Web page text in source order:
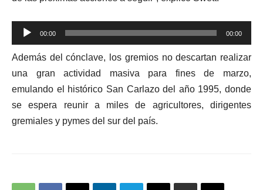
Reproductor
de
audio
00:00 00:00
Además del cónclave, los gremios no descartan realizar
una gran actividad masiva para fines de marzo,
emulando el histórico San Carlazo del año 1995, donde
se espera reunir a miles de agricultores, dirigentes
gremiales y pymes del sur del país.